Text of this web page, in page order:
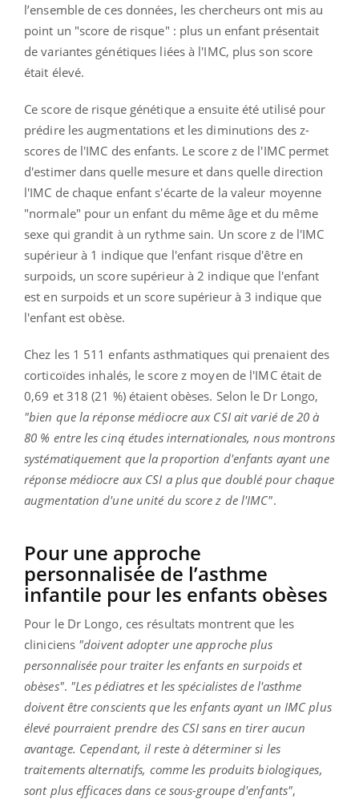
l’ensemble de ces données, les chercheurs ont mis au
point un "score de risque" : plus un enfant présentait
de variantes génétiques liées à l'IMC, plus son score
était élevé.
Ce score de risque génétique a ensuite été utilisé pour
prédire les augmentations et les diminutions des z-
scores de l'IMC des enfants. Le score z de l'IMC permet
d'estimer dans quelle mesure et dans quelle direction
l'IMC de chaque enfant s'écarte de la valeur moyenne
"normale" pour un enfant du même âge et du même
sexe qui grandit à un rythme sain. Un score z de l'IMC
supérieur à 1 indique que l'enfant risque d'être en
surpoids, un score supérieur à 2 indique que l'enfant
est en surpoids et un score supérieur à 3 indique que
l'enfant est obèse.
Chez les 1 511 enfants asthmatiques qui prenaient des
corticoïdes inhalés, le score z moyen de l'IMC était de
0,69 et 318 (21 %) étaient obèses. Selon le Dr Longo,
"bien que la réponse médiocre aux CSI ait varié de 20 à
80 % entre les cinq études internationales, nous montrons
systématiquement que la proportion d'enfants ayant une
réponse médiocre aux CSI a plus que doublé pour chaque
augmentation d'une unité du score z de l'IMC".
Pour une approche
personnalisée de l’asthme
infantile pour les enfants obèses
Pour le Dr Longo, ces résultats montrent que les
cliniciens "doivent adopter une approche plus
personnalisée pour traiter les enfants en surpoids et
obèses". "Les pédiatres et les spécialistes de l'asthme
doivent être conscients que les enfants ayant un IMC plus
élevé pourraient prendre des CSI sans en tirer aucun
avantage. Cependant, il reste à déterminer si les
traitements alternatifs, comme les produits biologiques,
sont plus efficaces dans ce sous-groupe d'enfants",